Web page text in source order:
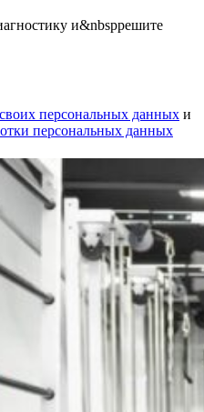
и&nbspрешите
персональных данных и
персональных данных